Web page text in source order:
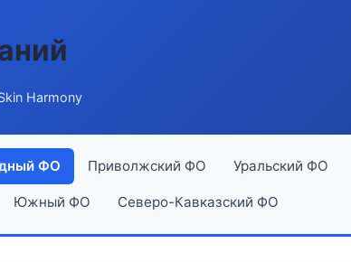
Harmony
ФО Приволжский ФО Уральский ФО
Южный ФО Северо-Кавказский ФО